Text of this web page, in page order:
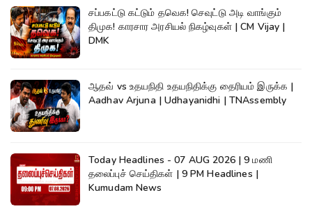
சப்பகட்டு கட்டும் தவெக! செவுட்டு அடி வாங்கும்
திமுக! காரசார அரசியல் நிகழ்வுகள் | CM Vijay |
DMK
ஆதவ் vs உதயநிதி உதயநிதிக்கு தைரியம் இருக்க |
Aadhav Arjuna | Udhayanidhi | TNAssembly
Today Headlines - 07 AUG 2026 | 9 மணி
தலைப்புச் செய்திகள் | 9 PM Headlines |
Kumudam News